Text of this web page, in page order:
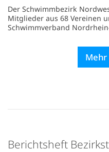
Der Schwimmbezirk
Mitglieder aus 68 Vereinen
Schwimmverband
Berichtsheft